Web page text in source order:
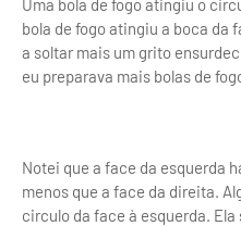
Uma bola de fogo atingiu o
bola de fogo atingiu a boca da
a soltar mais um grito
eu preparava mais bolas de
Notei que a face da esquerda
menos que a face da direita.
circulo da face à esquerda.